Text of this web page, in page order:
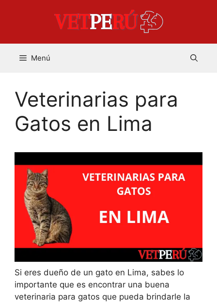
Menú
Veterinarias para
Gatos en Lima
Si eres dueño de un gato en Lima, sabes lo
importante que es encontrar una buena
veterinaria para gatos que pueda brindarle la